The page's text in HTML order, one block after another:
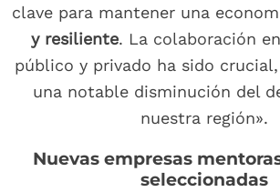
clave para mantener una
y resiliente. La colaboración
público y privado ha sido
una notable disminución del
nuestra región».
Nuevas empresas
seleccionadas